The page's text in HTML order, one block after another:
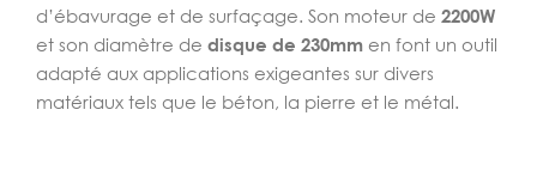
d’ébavurage et de surfaçage. Son moteur de 2200W
et son diamètre de disque de 230mm en font un outil
adapté aux applications exigeantes sur divers
matériaux tels que le béton, la pierre et le métal.